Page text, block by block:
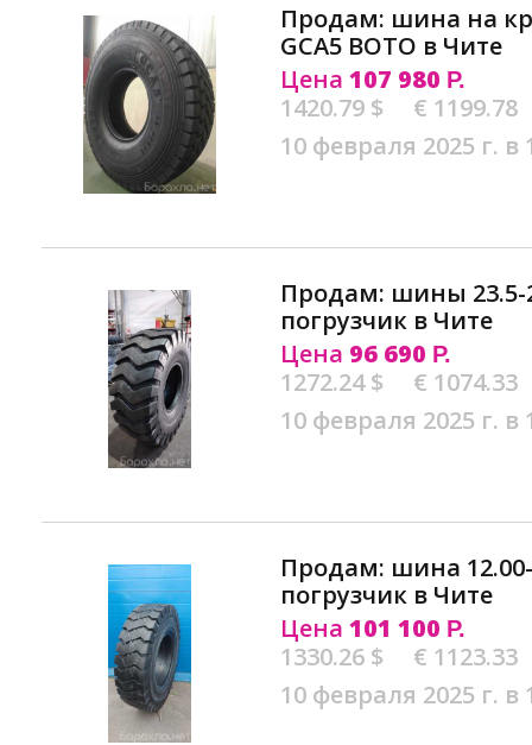
Продам: шина на
GCA5 BOTO в Чите
Цена 107 980 Р.
1420.79 $
€ 1199.78
10 февраля 2025 г. в
Продам: шины 23.5-
погрузчик в Чите
Цена 96 690 Р.
1272.24 $
€ 1074.33
10 февраля 2025 г. в
Продам: шина 12.00-
погрузчик в Чите
Цена 101 100 Р.
1330.26 $
€ 1123.33
10 февраля 2025 г. в